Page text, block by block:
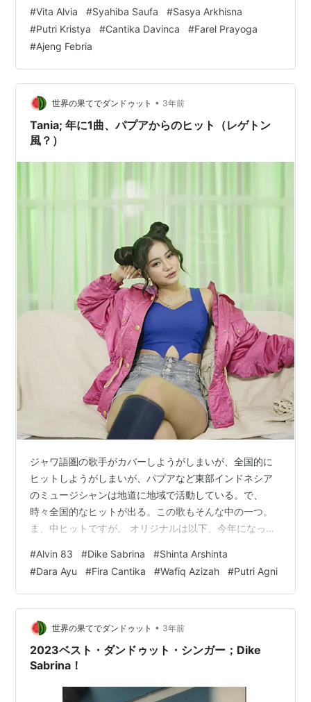
www.youtube.com Dike Sabrinaは他にもソロバージョ
ンはある。けど、もう一つのものを。 DIKE SABRINA -
ANAK LANANG |…
#Vita Alvia #Syahiba Saufa #Sasya Arkhisna
#Putri Kristya #Cantika Davinca #Farel Prayoga
#Ajeng Febria
世界の果てでダンドゥット • 3年前
Tania; 年に1曲、パプアからのヒット（レゲトン
風？）
ジャワ語圏の歌手がカバーしようがしまいが、全国的に
ヒットしようがしまいが、パプアなど東部インドネシア
のミュージシャンは地道に地域で活動している。で、
時々全国的なヒットが出る。この歌もそんな中の一つ。
ま、中ヒットですが。 オリジナルは以下、今年になって
Michael83 X Jeremy - TANIA 16,617,383 views 19 Mar
2023 www.youtube.com もちろん、レゲトンのリズムと
は微妙に違うと思うが、かなり意識しているのではない
かな。チープな打ち込み（DTM）で、手作りの素…
#Alvin 83 #Dike Sabrina #Shinta Arshinta
#Dara Ayu #Fira Cantika #Wafiq Azizah #Putri Agni
世界の果てでダンドゥット • 3年前
2023ベスト・ダンドゥット・シンガー；Dike
Sabrina！